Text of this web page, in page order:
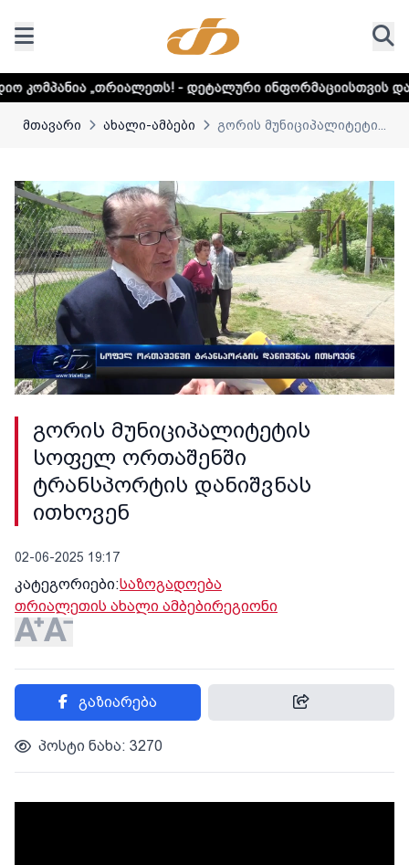
- დეტალური ინფორმაციისთვის დააკლიკეთ ლინკს
მთავარი ახალი-ამბები გორის მუნიციპალიტეტი...
გორის მუნიციპალიტეტის
სოფელ ორთაშენში
ტრანსპორტის დანიშვნას
ითხოვენ
02-06-2025 19:17
კატეგორიები:საზოგადოება
თრიალეთის ახალი ამბებირეგიონი
გაზიარება
პოსტი ნახა: 3270